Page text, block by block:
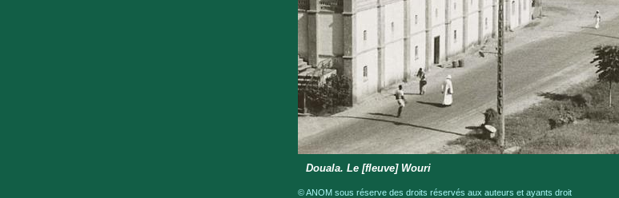
Douala. Le [fleuve] Wouri
© ANOM sous réserve des droits réservés aux auteurs et ayants droit